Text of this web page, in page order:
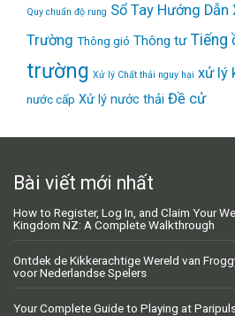
Quy chuẩn độ rung Sổ Tay Hướng Dẫn
Trường Thông gió Thông tư Tiếng
trường Xử lý Chất thải nguy hại xử lý
nước cấp Xử lý nước thải Đề cử
Bài viết mới nhất
How to Register, Log In, and Claim Your
Kingdom NZ: A Complete Walkthrough
Ontdek de Kikkerachtige Wereld van
voor Nederlandse Spelers
Your Complete Guide to Playing at